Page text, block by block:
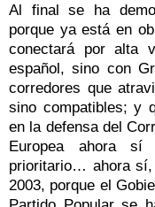
Al final se ha
porque ya está en
conectará por alta
español, sino con
corredores que
sino compatibles; y
en la defensa del
Europea ahora
prioritario… ahora
2003, porque el